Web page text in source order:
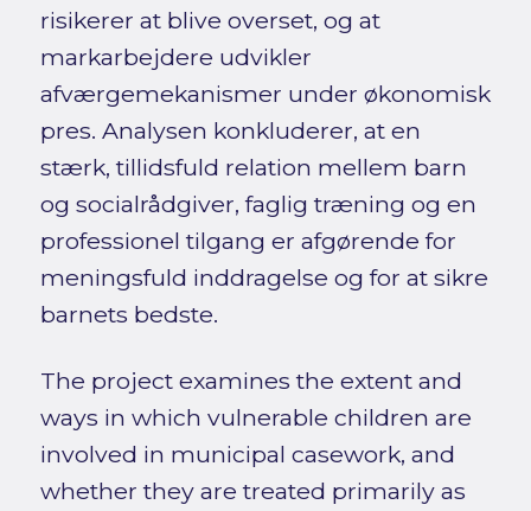
risikerer at blive overset, og at
markarbejdere udvikler
afværgemekanismer under økonomisk
pres. Analysen konkluderer, at en
stærk, tillidsfuld relation mellem barn
og socialrådgiver, faglig træning og en
professionel tilgang er afgørende for
meningsfuld inddragelse og for at sikre
barnets bedste.
The project examines the extent and
ways in which vulnerable children are
involved in municipal casework, and
whether they are treated primarily as